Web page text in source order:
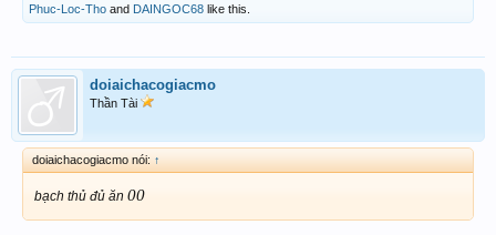
Phuc-Loc-Tho and DAINGOC68 like this.
doiaichacogiacmo
Thần Tài
doiaichacogiacmo nói: ↑
bạch thủ đủ ăn 00